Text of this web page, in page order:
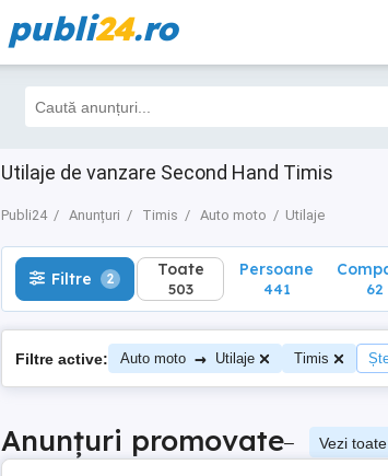
publi24.ro
Utilaje de vanzare Second Hand Timis
Publi24 Anunțuri Timis Auto moto Utilaje
Filtre 2 Toate
503
Filtre 2 Toate
503
Persoane
441 62
Filtre active: Auto moto → Utilaje Timis
Anunțuri promovate– Vezi toate